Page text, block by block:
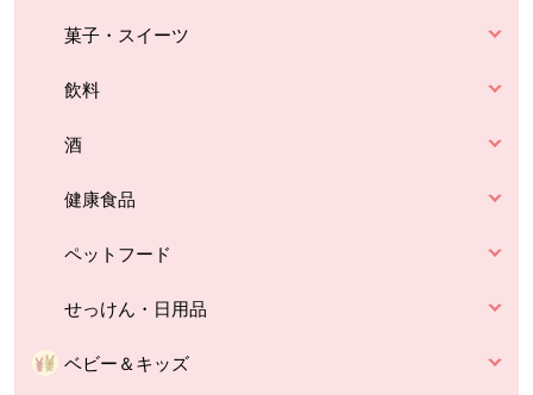
菓子・スイーツ
飲料
酒
健康食品
ペットフード
せっけん・日用品
ベビー＆キッズ